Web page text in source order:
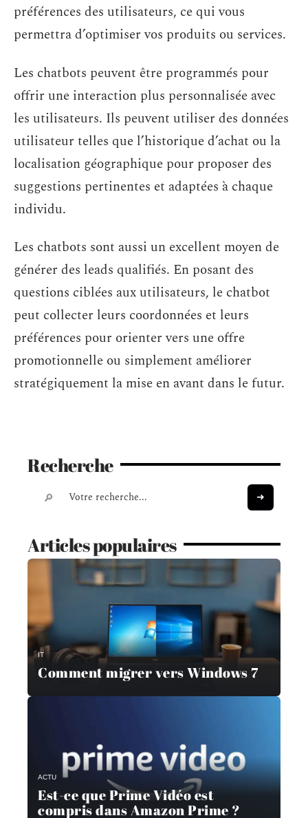
préférences des utilisateurs, ce qui vous
permettra d’optimiser vos produits ou services.
Les chatbots peuvent être programmés pour
offrir une interaction plus personnalisée avec
les utilisateurs. Ils peuvent utiliser des données
utilisateur telles que l’historique d’achat ou la
localisation géographique pour proposer des
suggestions pertinentes et adaptées à chaque
individu.
Les chatbots sont aussi un excellent moyen de
générer des leads qualifiés. En posant des
questions ciblées aux utilisateurs, le chatbot
peut collecter leurs coordonnées et leurs
préférences pour orienter vers une offre
promotionnelle ou simplement améliorer
stratégiquement la mise en avant dans le futur.
Recherche
Articles populaires
IT
Comment migrer vers Windows 7
ACTU
Est-ce que Prime Vidéo est
compris dans Amazon Prime ?